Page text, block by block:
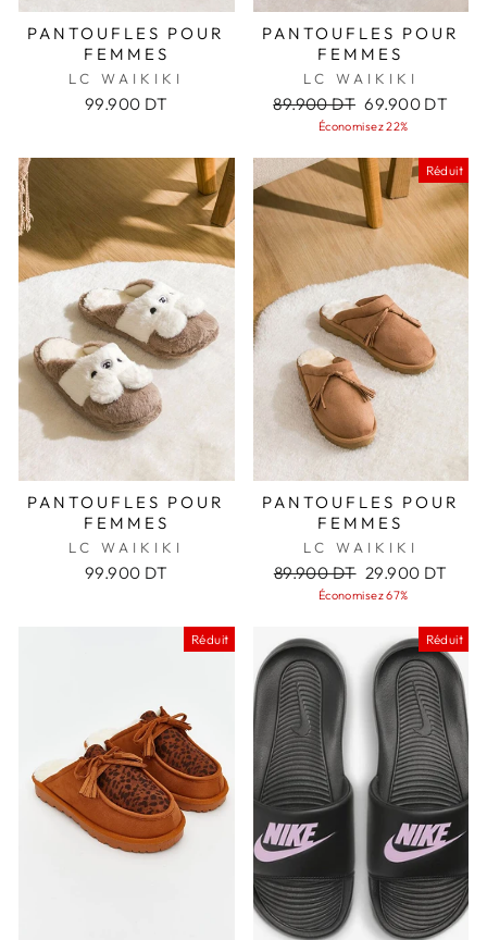
PANTOUFLES POUR
FEMMES
LC WAIKIKI
99.900 DT
PANTOUFLES POUR
FEMMES
LC WAIKIKI
Prix
régulier
89.900 DT Prix
réduit
69.900 DT
Économisez 22%
PANTOUFLES POUR
FEMMES
LC WAIKIKI
99.900 DT
Réduit
PANTOUFLES POUR
FEMMES
LC WAIKIKI
Prix
régulier
89.900 DT Prix
réduit
29.900 DT
Économisez 67%
Réduit Réduit